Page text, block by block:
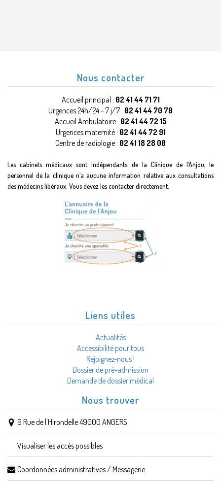
Nous contacter
Accueil principal : 02 41 44 71 71
Urgences 24h/24 - 7 j/7 : 02 41 44 70 70
Accueil Ambulatoire : 02 41 44 72 15
Urgences maternité : 02 41 44 72 91
Centre de radiologie : 02 41 18 28 00
Les cabinets médicaux sont indépendants de la Clinique de l’Anjou, le
personnel de la clinique n’a aucune information relative aux consultations
des médecins libéraux. Vous devez les contacter directement.
Liens utiles
Actualités
Accessibilité pour tous
Rejoignez-nous !
Dossier de pré-admission
Demande de dossier médical
Nous trouver
9 Rue de l'Hirondelle 49000 ANGERS
Visualiser les accès possibles
Coordonnées administratives / Messagerie